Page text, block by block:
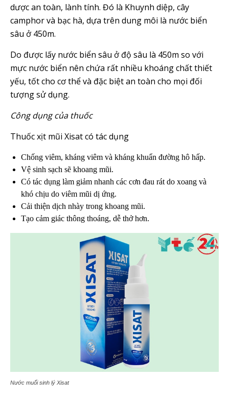
dược an toàn, lành tính. Đó là Khuynh diệp, cây
camphor và bạc hà, dựa trên dung môi là nước biển
sâu ở 450m.
Do được lấy nước biển sâu ở độ sâu là 450m so với
mực nước biển nên chứa rất nhiều khoáng chất thiết
yếu, tốt cho cơ thể và đặc biệt an toàn cho mọi đối
tượng sử dụng.
Công dụng của thuốc
Thuốc xịt mũi Xisat có tác dụng
Chống viêm, kháng viêm và kháng khuẩn đường hô hấp.
Vệ sinh sạch sẽ khoang mũi.
Có tác dụng làm giảm nhanh các cơn đau rát do xoang và
khó chịu do viêm mũi dị ứng.
Cải thiện dịch nhày trong khoang mũi.
Tạo cảm giác thông thoáng, dễ thở hơn.
Nước muối sinh lý Xisat